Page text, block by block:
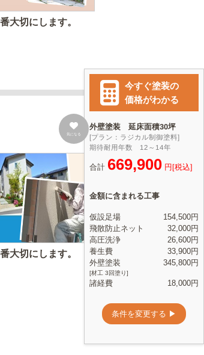
大切にします。
気になる
大切にします。